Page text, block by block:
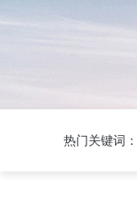
热门关键词：